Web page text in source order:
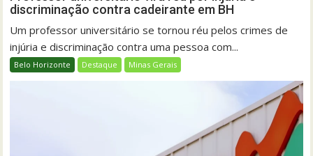
discriminação contra cadeirante em BH
Um professor universitário se tornou réu pelos crimes de
injúria e discriminação contra uma pessoa com...
Belo Horizonte Destaque Minas Gerais